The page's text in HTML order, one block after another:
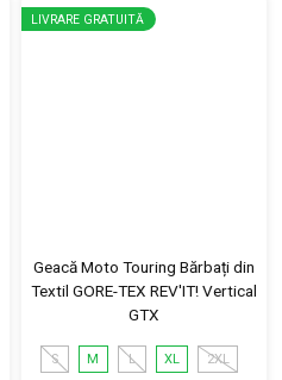
LIVRARE GRATUITĂ
Geacă Moto Touring Bărbați din
Textil GORE-TEX REV'IT! Vertical
GTX
S M L XL 2XL